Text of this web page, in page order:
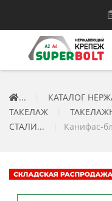
... КАТАЛОГ
ТАКЕЛАЖ
СТАЛИ...
Канифас-